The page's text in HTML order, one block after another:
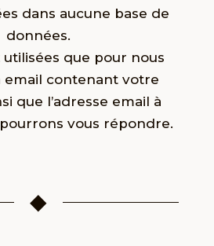
dans aucune base de
données.
utilisées que pour nous
email contenant votre
que l’adresse email à
vous répondre.
◆